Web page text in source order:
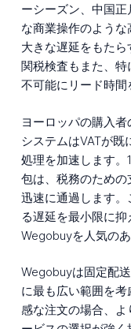
ーシーズン、中国
な商業操作のよう
大きな遅延をもた
関税検査もまた、
不可能にリード時間
ヨーロッパの購入
システムはVATが
処理を加速します
包は、税務のため
迅速に通過します
る遅延を最小限に
Wegobuyを人気の
Wegobuyは固定配
に最も広い範囲を
感な注文の場合、